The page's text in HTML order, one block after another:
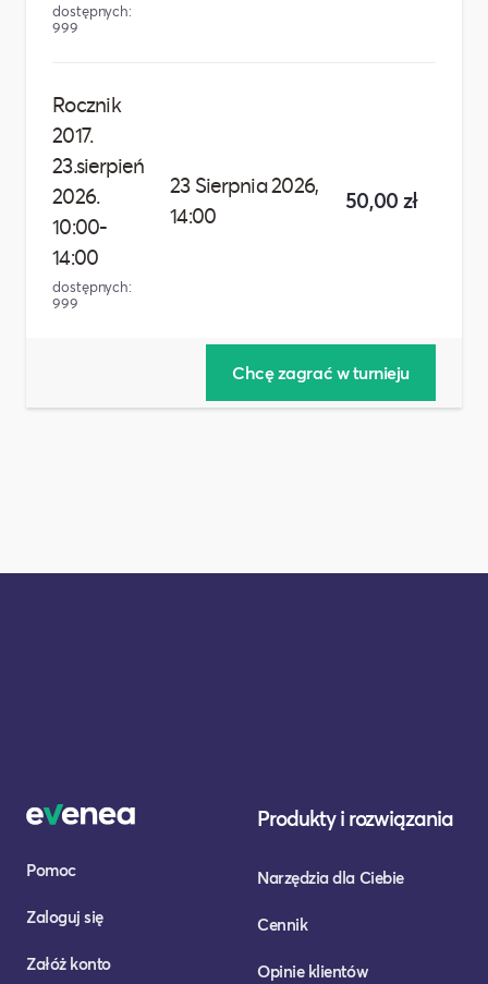
dostępnych:
999
Rocznik
2017.
23.sierpień
2026.
10:00-
14:00
dostępnych:
999
23 Sierpnia 2026,
14:00
50,00 zł
Pomoc
Zaloguj się
Załóż konto
Produkty i rozwiązania
Narzędzia dla Ciebie
Cennik
Opinie klientów